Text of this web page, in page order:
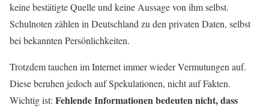
keine bestätigte Quelle und keine Aussage von ihm selbst.
Schulnoten zählen in Deutschland zu den privaten Daten, selbst
bei bekannten Persönlichkeiten.
Trotzdem tauchen im Internet immer wieder Vermutungen auf.
Diese beruhen jedoch auf Spekulationen, nicht auf Fakten.
Wichtig ist: Fehlende Informationen bedeuten nicht, dass